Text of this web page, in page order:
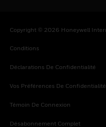
Copyright © 2026 Honeywell
Conditions
Déclarations De Confidentialité
Vos Préférences De Confidentialité
Témoin De Connexion
Désabonnement Complet